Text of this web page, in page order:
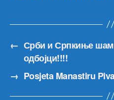
← Срби и Српкиње
одбојци!!!!
→ Posjeta Manastiru